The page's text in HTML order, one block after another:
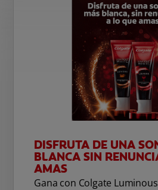
DISFRUTA DE UNA
BLANCA SIN
AMAS
Gana con Colgate